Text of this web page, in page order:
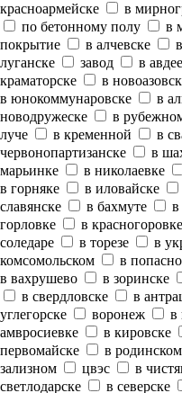
красноармейске
в
по бетонному полу
в
покрытие
в алчевске
луганске
завод в
краматорске
в
в юнокоммунаровске
в
новодружеске
в
луче
в кременной в
червонопартизанске
в
марьинке
в николаевке
в горняке
в иловайске
славянске
в бахмуте
горловке
в красногоровке
соледаре
в торезе в
комсомольском
в
в вахрушево
в зоринске
в свердловске
в
углегорске
воронеж в
амвросиевке
в кировске
первомайске
в родинском
зализном
цвэс в
светлодарске
в северске